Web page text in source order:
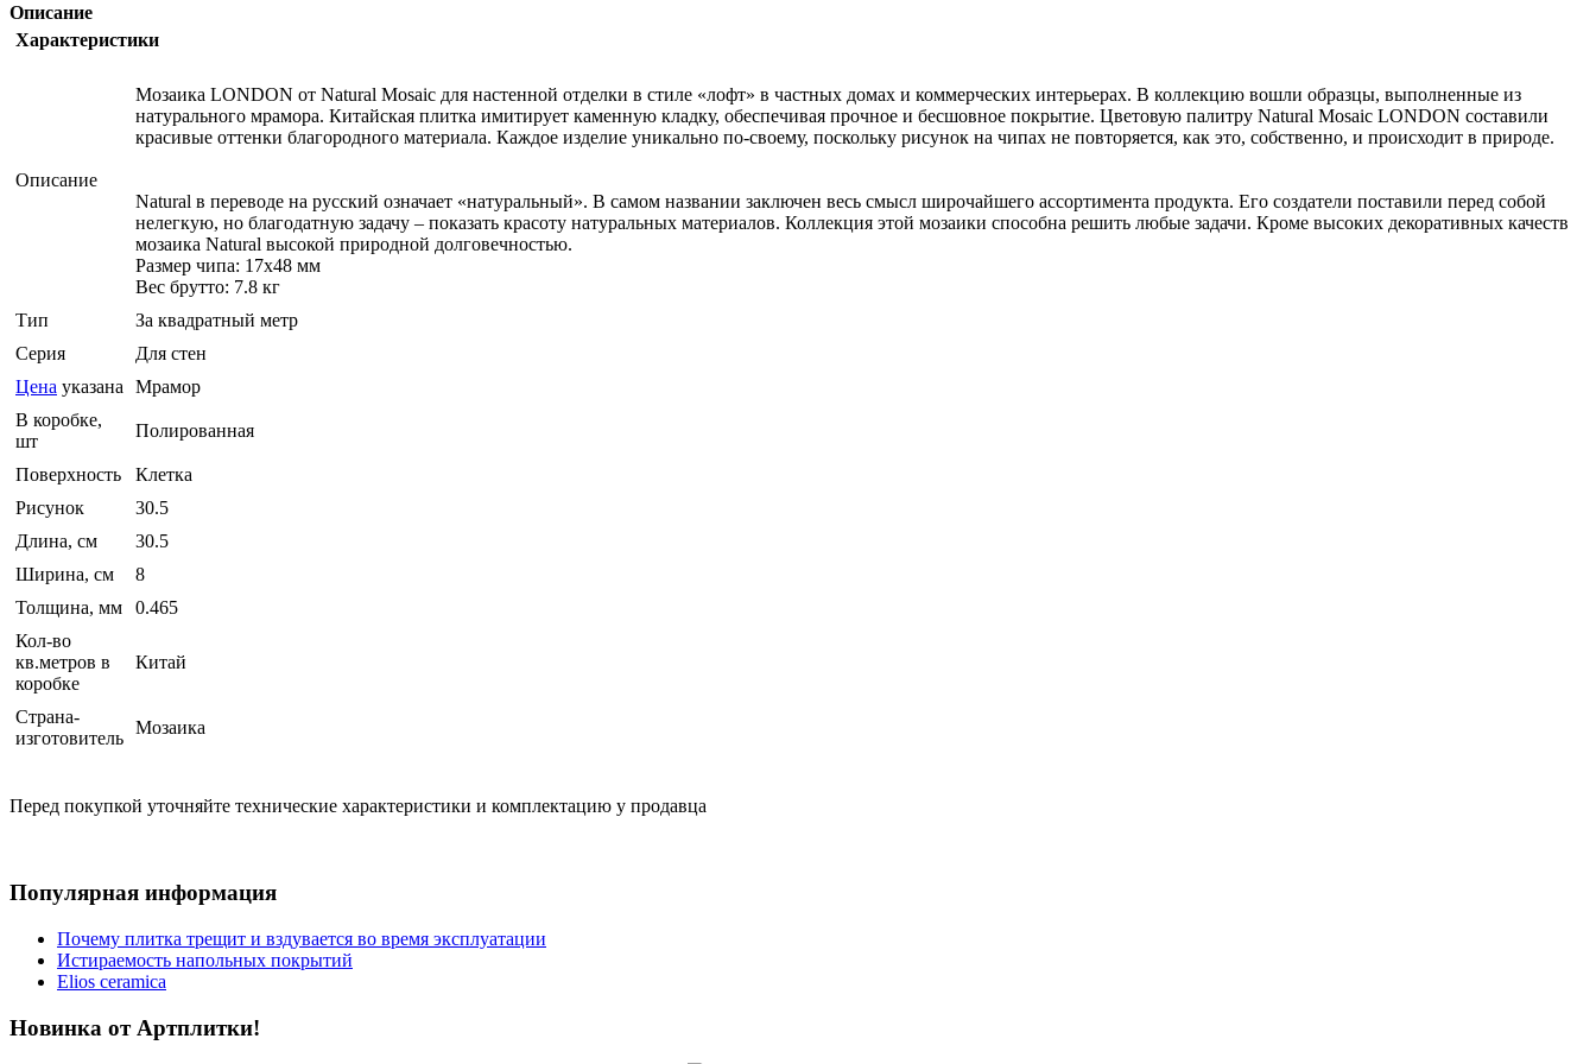
Описание
Характеристики
Описание
Мозаика LONDON от Natural Mosaic для настенной отделки в стиле «лофт» в частных домах и коммерческих интерьерах. В коллекцию вошли образцы, выполненные из
натурального мрамора. Китайская плитка имитирует каменную кладку, обеспечивая прочное и бесшовное покрытие. Цветовую палитру Natural Mosaic LONDON составили
красивые оттенки благородного материала. Каждое изделие уникально по-своему, поскольку рисунок на чипах не повторяется, как это, собственно, и происходит в природе.
Natural в переводе на русский означает «натуральный». В самом названии заключен весь смысл широчайшего ассортимента продукта. Его создатели поставили перед собой
нелегкую, но благодатную задачу – показать красоту натуральных материалов. Коллекция этой мозаики способна решить любые задачи. Кроме высоких декоративных качеств
мозаика Natural высокой природной долговечностью.
Размер чипа: 17x48 мм
Вес брутто: 7.8 кг
Тип
За квадратный метр
Серия
Для стен
Цена указана Мрамор
В коробке,
шт
Полированная
Поверхность
Клетка
Рисунок
30.5
Длина, см
30.5
Ширина, см
8
Толщина, мм
0.465
Кол-во
кв.метров в
коробке
Китай
Страна-
изготовитель
Мозаика
Перед покупкой уточняйте технические характеристики и комплектацию у продавца
Популярная информация
Почему плитка трещит и вздувается во время эксплуатации
Истираемость напольных покрытий
Elios ceramica
Новинка от Артплитки!